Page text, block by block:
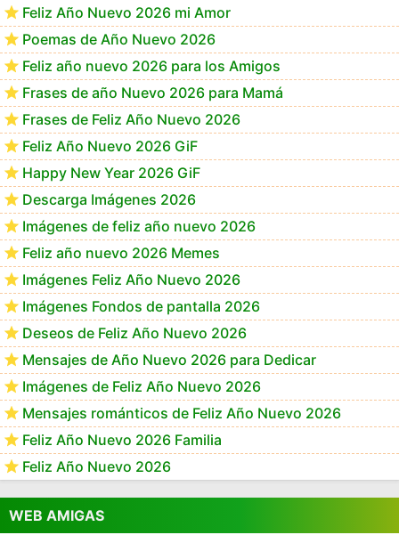
Feliz Año Nuevo 2026 mi Amor
Poemas de Año Nuevo 2026
Feliz año nuevo 2026 para los Amigos
Frases de año Nuevo 2026 para Mamá
Frases de Feliz Año Nuevo 2026
Feliz Año Nuevo 2026 GiF
Happy New Year 2026 GiF
Descarga Imágenes 2026
Imágenes de feliz año nuevo 2026
Feliz año nuevo 2026 Memes
Imágenes Feliz Año Nuevo 2026
Imágenes Fondos de pantalla 2026
Deseos de Feliz Año Nuevo 2026
Mensajes de Año Nuevo 2026 para Dedicar
Imágenes de Feliz Año Nuevo 2026
Mensajes románticos de Feliz Año Nuevo 2026
Feliz Año Nuevo 2026 Familia
Feliz Año Nuevo 2026
WEB AMIGAS